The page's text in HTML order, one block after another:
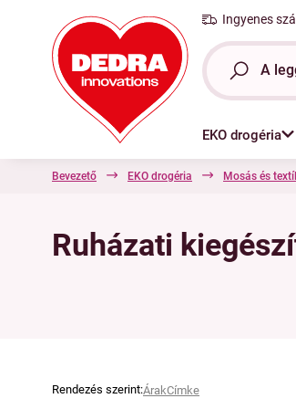
Ingyenes
EKO drogéria
Bevezető EKO drogéria Mosás és
Ruházati
Rendezés szerint:ÁrakCímke